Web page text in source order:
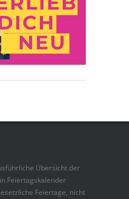
Übersicht der
Feiertagskalender
Feiertage, nicht